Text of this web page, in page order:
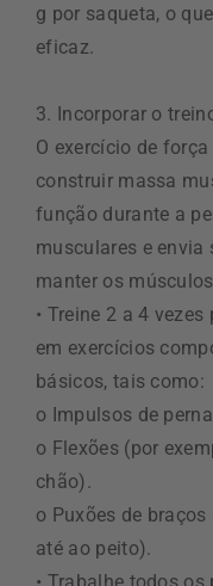
g por saqueta, o
eficaz.
3. Incorporar o
O exercício de
construir massa
função durante a
musculares e
manter os
• Treine 2 a 4
em exercícios
básicos, tais como:
o Impulsos de
o Flexões (por
chão).
o Puxões de
até ao peito).